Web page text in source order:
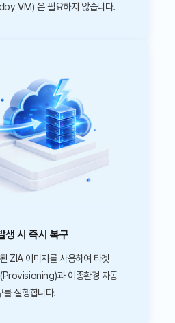
VM) 은 필요하지 않습니다.
생 시 즉시 복구
ZIA 이미지를 사용하여 타겟
과 이종환경 자동
를 실행합니다.